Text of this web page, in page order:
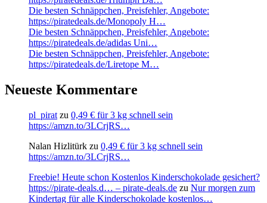
Die besten Schnäppchen, Preisfehler, Angebote:
https://piratedeals.de/Monopoly H…
Die besten Schnäppchen, Preisfehler, Angebote:
https://piratedeals.de/adidas Uni…
Die besten Schnäppchen, Preisfehler, Angebote:
https://piratedeals.de/Liretope M…
Neueste Kommentare
pl_pirat zu 0,49 € für 3 kg schnell sein
https://amzn.to/3LCrjRS…
Nalan Hizlitürk zu 0,49 € für 3 kg schnell sein
https://amzn.to/3LCrjRS…
Freebie! Heute schon Kostenlos Kinderschokolade gesichert?
https://pirate-deals.d… – pirate-deals.de zu Nur morgen zum
Kindertag für alle Kinderschokolade kostenlos…